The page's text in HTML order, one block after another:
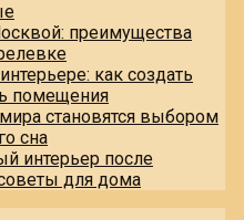
преимущества
как создать
помещения
становятся выбором
сна
интерьер после
для дома